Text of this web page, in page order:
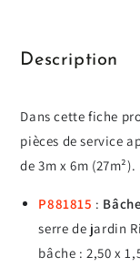
Description
Dans cette fiche
pièces de service
de 3m x 6m (27m²).
P881815 :
serre de jardin
bâche : 2,50 x